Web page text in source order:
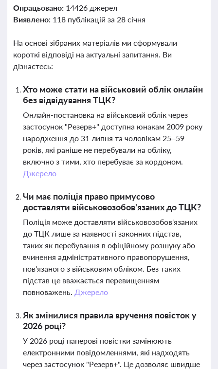
Опрацьовано: 14426 джерел
Виявлено: 118 публікацій за 28 січня
На основі зібраних матеріалів ми сформували
короткі відповіді на актуальні запитання. Ви
дізнаєтесь:
Хто може стати на військовий облік онлайн
без відвідування ТЦК?
Онлайн-постановка на військовий облік через
застосунок "Резерв+" доступна юнакам 2009 року
народження до 31 липня та чоловікам 25–59
років, які раніше не перебували на обліку,
включно з тими, хто перебуває за кордоном.
Джерело
Чи має поліція право примусово
доставляти військовозобов'язаних до ТЦК?
Поліція може доставляти військовозобов'язаних
до ТЦК лише за наявності законних підстав,
таких як перебування в офіційному розшуку або
вчинення адміністративного правопорушення,
пов'язаного з військовим обліком. Без таких
підстав це вважається перевищенням
повноважень. Джерело
Як змінилися правила вручення повісток у
2026 році?
У 2026 році паперові повістки замінюють
електронними повідомленнями, які надходять
через застосунок "Резерв+". Це дозволяє швидше